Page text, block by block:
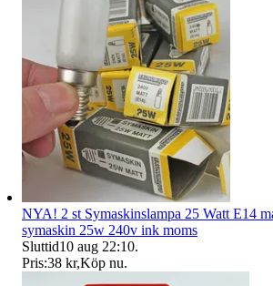
NYA! 2 st Symaskinslampa 25 Watt E14
symaskin 25w 240v ink moms
Sluttid10 aug 22:10.
Pris:38 kr,Köp nu.